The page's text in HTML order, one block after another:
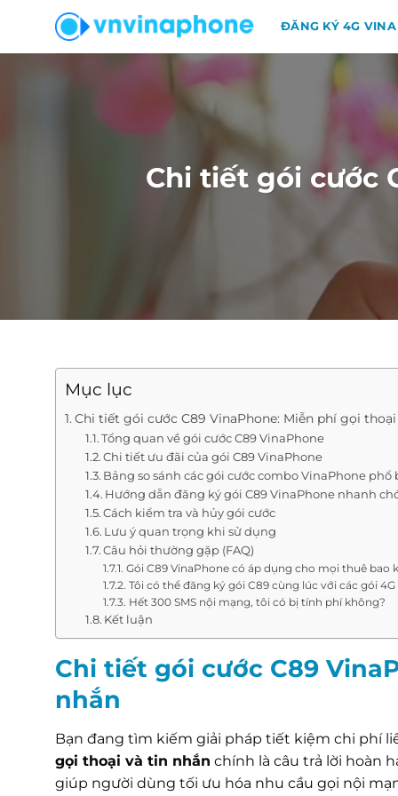
nội
ĐĂNG KÝ 4G VINA
Chi tiết gói cước
Mục lục
Chi tiết gói cước C89 VinaPhone: Miễn phí gọi
Tổng quan về gói cước C89 VinaPhone
Chi tiết ưu đãi của gói C89 VinaPhone
Bảng so sánh các gói cước combo VinaPhone phổ
Hướng dẫn đăng ký gói C89 VinaPhone nhanh
Cách kiểm tra và hủy gói cước
Lưu ý quan trọng khi sử dụng
Câu hỏi thường gặp (FAQ)
Gói C89 VinaPhone có áp dụng cho mọi thuê bao
Tôi có thể đăng ký gói C89 cùng lúc với các gói
Hết 300 SMS nội mạng, tôi có bị tính phí không?
Kết luận
Chi tiết gói cước C89
nhắn
Bạn đang tìm kiếm giải pháp tiết kiệm chi phí
gọi thoại và tin nhắn chính là câu trả lời hoàn
giúp người dùng tối ưu hóa nhu cầu gọi nội